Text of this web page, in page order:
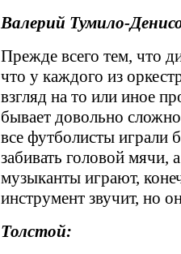
Валерий Тумило-
Прежде всего тем, что
что у каждого из
взгляд на то или иное
бывает довольно
все футболисты играли
забивать головой мячи,
музыканты играют,
инструмент звучит, но
Толстой: